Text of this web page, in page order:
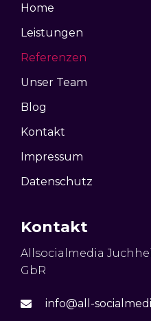
Home
Leistungen
Referenzen
Unser Team
Blog
Kontakt
Impressum
Datenschutz
Kontakt
Allsocialmedia
GbR
info@all-